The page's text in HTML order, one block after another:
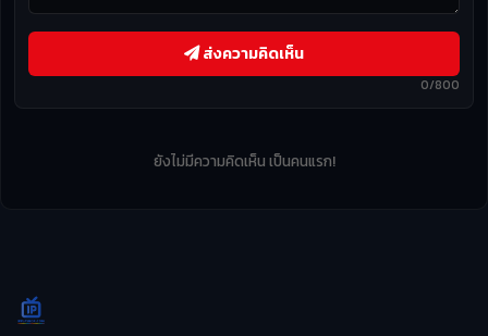
0/800
ส่งความคิดเห็น
ยังไม่มีความคิดเห็น เป็นคนแรก!